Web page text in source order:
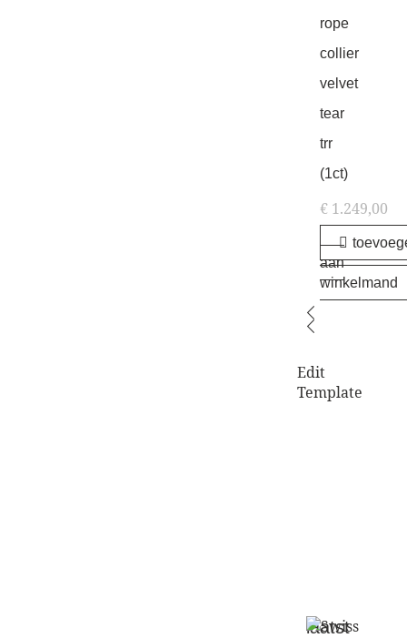
rope
collier
velvet
tear
trr
(1ct)
€1.249,00
aan
winkelmand
Edit
Template
laatst